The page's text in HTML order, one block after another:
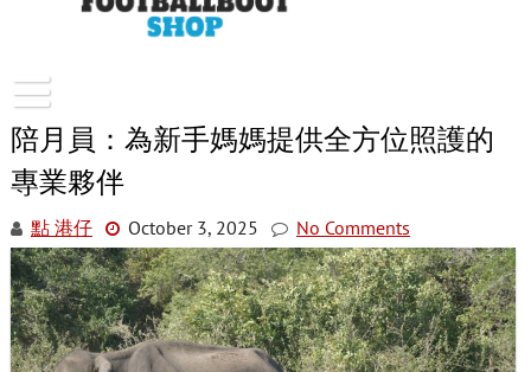
陪月員：為新手媽媽提供全方位照護的
專業夥伴
點 港仔 October 3, 2025 No Comments